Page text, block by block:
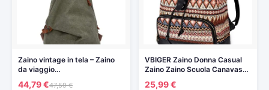
Zaino vintage in tela – Zaino
da viaggio…
44,79 €47,59 €
VBIGER Zaino Donna Casual
Zaino Zaino Scuola Canavas…
25,99 €